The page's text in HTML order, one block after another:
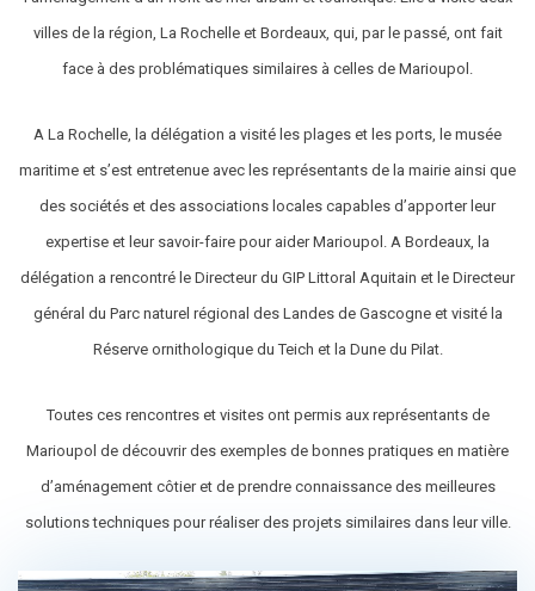
villes de la région, La Rochelle et Bordeaux, qui, par le passé, ont fait
face à des problématiques similaires à celles de Marioupol.
A La Rochelle, la délégation a visité les plages et les ports, le musée
maritime et s’est entretenue avec les représentants de la mairie ainsi que
des sociétés et des associations locales capables d’apporter leur
expertise et leur savoir-faire pour aider Marioupol. A Bordeaux, la
délégation a rencontré le Directeur du GIP Littoral Aquitain et le Directeur
général du Parc naturel régional des Landes de Gascogne et visité la
Réserve ornithologique du Teich et la Dune du Pilat.
Toutes ces rencontres et visites ont permis aux représentants de
Marioupol de découvrir des exemples de bonnes pratiques en matière
d’aménagement côtier et de prendre connaissance des meilleures
solutions techniques pour réaliser des projets similaires dans leur ville.